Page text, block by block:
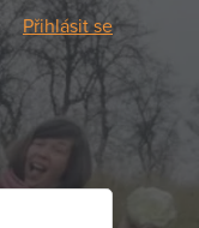
Přihlásit se